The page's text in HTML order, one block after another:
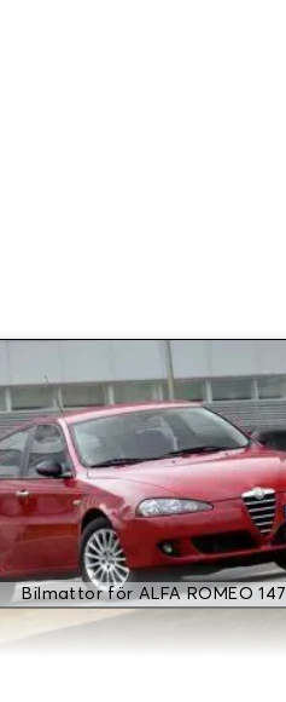
Bilmattor för ALFA ROMEO 147